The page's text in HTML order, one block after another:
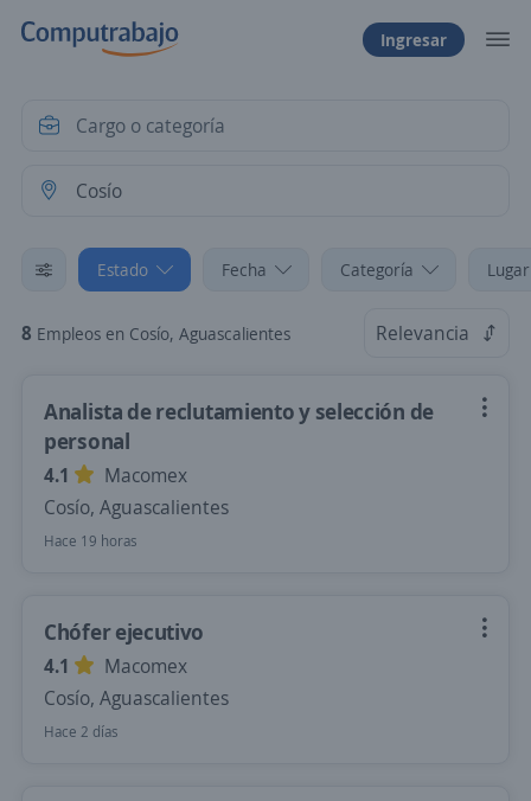
Ingresar
Estado Fecha Categoría
8 Empleos en Cosío, Aguascalientes Relevancia
Analista de reclutamiento y selección de
personal
4.1
Macomex
Cosío, Aguascalientes
Hace 19 horas
Chófer ejecutivo
4.1
Macomex
Cosío, Aguascalientes
Hace 2 días